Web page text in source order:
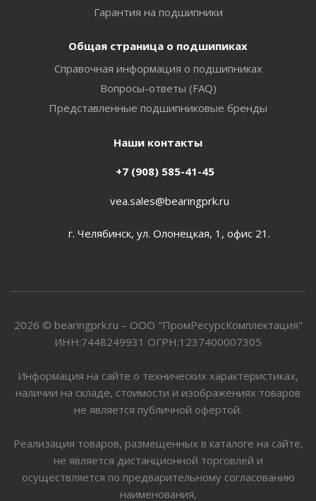
Гарантия на подшипники
Общая страница о подшипиках
Справочная информация о подшипниках
Вопросы-ответы (FAQ)
Представленные подшипниковые бренды
Наши контакты
+7 (908) 585-41-45
vea.sales@bearingprk.ru
г. Челябинск, ул. Олонецкая, 1, офис 21.
2026 © bearingprk.ru – ООО "ПромРесурсКомплектация"
ИНН:7448249931 ОГРН:1237400007305
Информация на сайте о технических характеристиках,
наличии на складе, стоимости и изображениях товаров
не является публичной офертой.
Реализация товаров, размещенных в каталоге на сайте,
не является дистанционной торговлей и
осуществляется по предварительному согласованию
наименования,